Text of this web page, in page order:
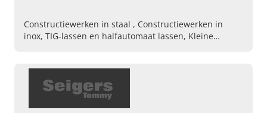
Constructiewerken in staal , Constructiewerken in
inox, TIG-lassen en halfautomaat lassen, Kleine
Halfautomaat lassen, Herstellingen van bestaande
laswerken